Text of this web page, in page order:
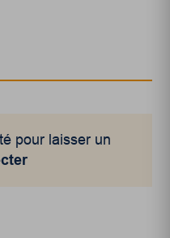
pour laisser un